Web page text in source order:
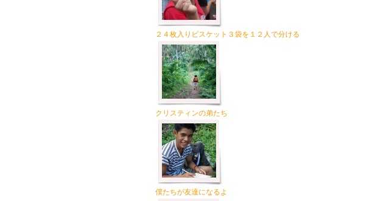
２４枚入りビスケット３袋を１２人で分ける
クリスティンの弟たち
僕たちが友達になるよ